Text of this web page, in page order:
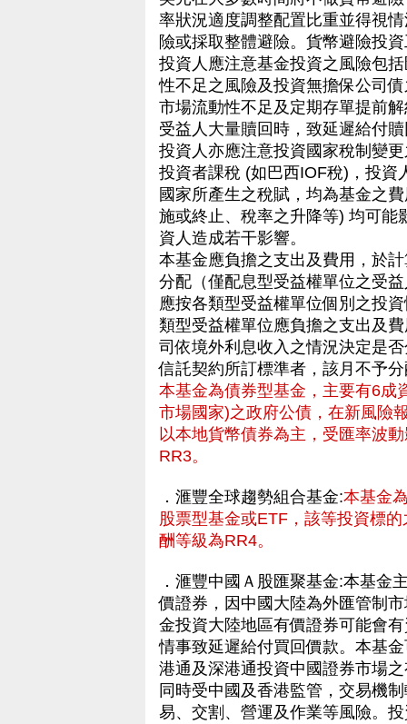
率狀況適度調整配置比重並得視
險或採取整體避險。貨幣避險投
投資人應注意基金投資之風險包
性不足之風險及投資無擔保公司
市場流動性不足及定期存單提前
受益人大量贖回時，致延遲給付
投資人亦應注意投資國家稅制變
投資者課稅 (如巴西IOF稅)，投資
國家所產生之稅賦，均為基金之
施或終止、稅率之升降等) 均可能
資人造成若干影響。
本基金應負擔之支出及費用，於
分配（僅配息型受益權單位之受
應按各類型受益權單位個別之投
類型受益權單位應負擔之支出及
司依境外利息收入之情況決定是
信託契約所訂標準者，該月不予
本基金為債券型基金，主要有6成
市場國家)之政府公債，在新風險
以本地貨幣債券為主，受匯率波
RR3。
．滙豐全球趨勢組合基金:本基金
股票型基金或ETF，該等投資標
酬等級為RR4。
．滙豐中國Ａ股匯聚基金:本基金
價證券，因中國大陸為外匯管制
金投資大陸地區有價證券可能會
情事致延遲給付買回價款。本基
港通及深港通投資中國證券市場
同時受中國及香港監管，交易機
易、交割、營運及作業等風險。